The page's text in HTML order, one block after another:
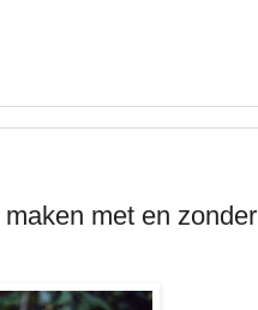
met en zonder